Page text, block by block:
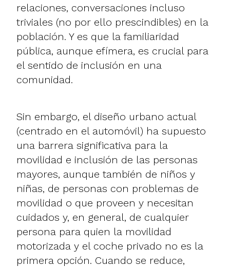
relaciones, conversaciones incluso
triviales (no por ello prescindibles) en la
población. Y es que la familiaridad
pública, aunque efímera, es crucial para
el sentido de inclusión en una
comunidad.
Sin embargo, el diseño urbano actual
(centrado en el automóvil) ha supuesto
una barrera significativa para la
movilidad e inclusión de las personas
mayores, aunque también de niños y
niñas, de personas con problemas de
movilidad o que proveen y necesitan
cuidados y, en general, de cualquier
persona para quien la movilidad
motorizada y el coche privado no es la
primera opción. Cuando se reduce,